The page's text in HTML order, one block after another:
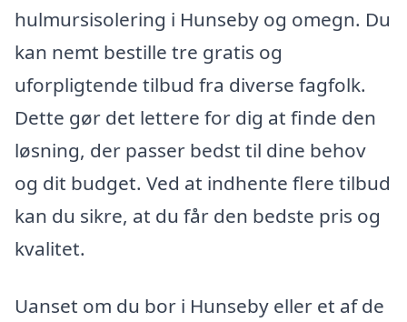
hulmursisolering i Hunseby og omegn. Du
kan nemt bestille tre gratis og
uforpligtende tilbud fra diverse fagfolk.
Dette gør det lettere for dig at finde den
løsning, der passer bedst til dine behov
og dit budget. Ved at indhente flere tilbud
kan du sikre, at du får den bedste pris og
kvalitet.
Uanset om du bor i Hunseby eller et af de